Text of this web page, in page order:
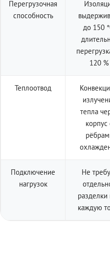
Перегрузочная
способность
до 150
120 %
Теплоотвод
тепла
корпус
Подключение
нагрузок
Не
разделки
каждую